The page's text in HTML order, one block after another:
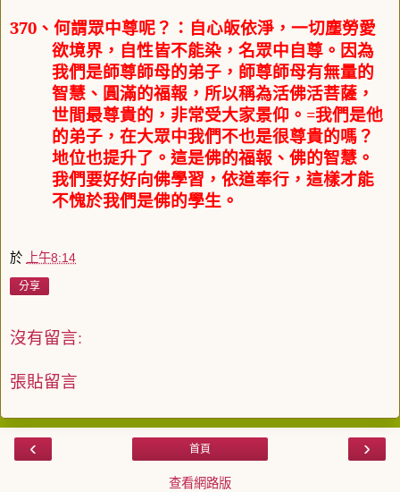
370 、 何謂眾中尊呢？ ：自心皈依淨，一切塵勞愛
欲境界，自性皆不能染，名眾中自尊。 因為
我們是師尊師母的弟子，師尊師母有無量的
智慧、圓滿的福報， 所以稱為活佛活菩薩，
世間最尊貴的，非常受大家景仰。 =我們是他
的弟子，在大眾中我們不也是很尊貴的嗎？
地位也提升了。這是佛的福報、佛的智慧。
我們要好好向佛學習，依道奉行，這樣才能
不愧於我們是佛的學生。
於 上午8:14
分享
沒有留言:
張貼留言
‹ ›
首頁
查看網路版